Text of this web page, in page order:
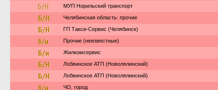
Б/Н МУП Норильский транспорт
Б/Н Челябинская область: прочие
Б/Н ГП Такси-Сервис (Челябинск)
б/н Прочие (неизвестные)
Б/н Жилкомсервис
Б/Н Лобвинское АТП (Новолялинский)
Б/Н Лобвинское АТП (Новолялинский)
б/н ЧО, город